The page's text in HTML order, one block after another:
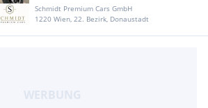
Schmidt Premium Cars GmbH
1220 Wien, 22. Bezirk, Donaustadt